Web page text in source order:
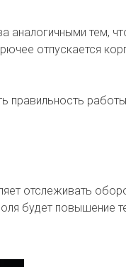
аналогичными тем,
отпускается
правильность
отслеживать
будет повышение